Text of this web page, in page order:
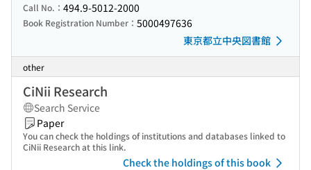
Call No.： 494.9-5012-2000
Book Registration Number： 5000497636
東京都立中央図書館
other
CiNii Research
Search Service
Paper
You can check the holdings of institutions and databases linked to
CiNii Research at this link.
Check the holdings of this book